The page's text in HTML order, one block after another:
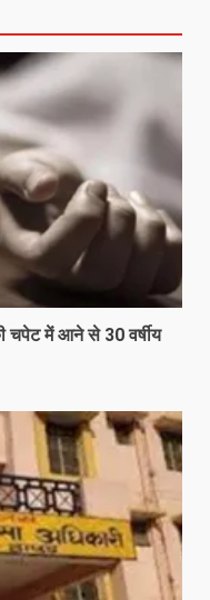
चपेट में आने से 30 वर्षीय